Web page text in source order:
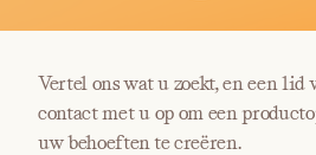
Vertel ons wat u zoekt, en een lid
contact met u op om een
uw behoeften te creëren.